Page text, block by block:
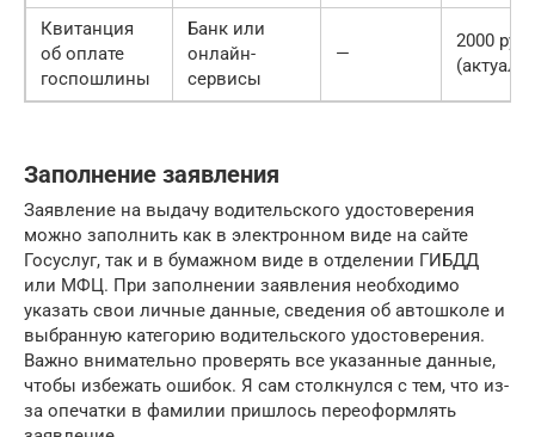
Квитанция
об оплате
госпошлины
Банк или
онлайн-
сервисы
—
2000 руб.
Заполнение заявления
Заявление на выдачу водительского удостоверения
можно заполнить как в электронном виде на сайте
Госуслуг, так и в бумажном виде в отделении ГИБДД
или МФЦ. При заполнении заявления необходимо
указать свои личные данные, сведения об автошколе и
выбранную категорию водительского удостоверения.
Важно внимательно проверять все указанные данные,
чтобы избежать ошибок. Я сам столкнулся с тем, что из-
за опечатки в фамилии пришлось переоформлять